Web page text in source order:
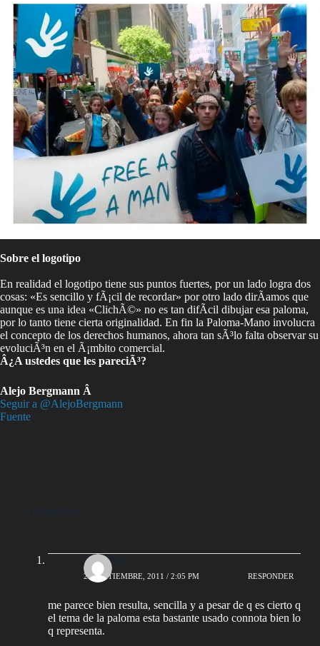
Sobre el logotipo
En realidad el logotipo tiene sus puntos fuertes, por un lado logra dos
cosas: «Es sencillo y fÃ¡cil de recordar» por otro lado dirÃ­amos que
aunque es una idea «ClichÃ©» no es tan difÃ­cil dibujar esa paloma,
por lo tanto tiene cierta originalidad. En fin la Paloma-Mano involucra
el concepto de los derechos humanos, ahora tan sÃ³lo falta observar su
evoluciÃ³n en el Ã¡mbito comercial.
Â¿A ustedes que les pareciÃ³?
Alejo Bergmann Â
Seguir a @AlejoBergmann
Fuente
5 comentarios
CuacKer
28 SEPTIEMBRE, 2011 / 2:05 PM RESPONDER
me parece bien resulta, sencilla y a pesar de q es cierto q
el tema de la paloma esta bastante usado connota bien lo
q representa.